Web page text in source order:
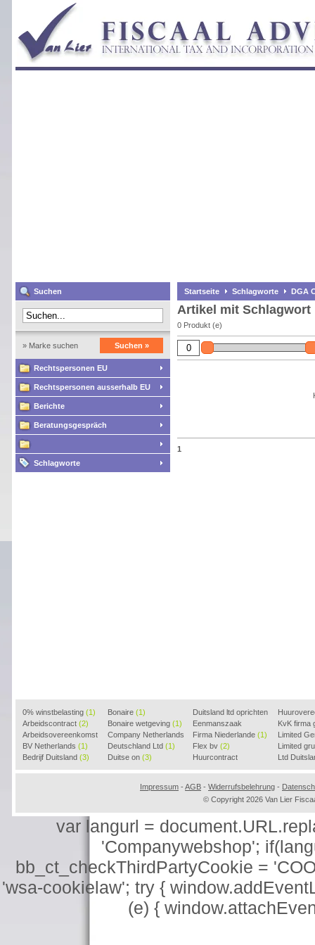
Suchen
» Marke suchen Suchen »
Rechtspersonen EU
Rechtspersonen ausserhalb EU
Berichte
Beratungsgespräch
Schlagworte
Startseite Schlagworte DGA
Artikel mit Schlagwort
0 Produkt (e)
1
0% winstbelasting (1)
Arbeidscontract (2)
Arbeidsovereenkomst
(2)
BV Netherlands (1)
Bedrijf Duitsland (3)
Bonaire (1)
Bonaire wetgeving (1)
Company Netherlands
(1)
Deutschland Ltd (1)
Duitse on (3)
Duitsland ltd oprichten
(2)
Eenmanszaak
beginnen(1)
Firma Niederlande (1)
Flex bv (2)
Huurcontract
voorbeeld(3)
KvK firma
Limited
Limited
Ltd
Impressum - AGB - Widerrufsbelehrung -
© Copyright 2026 Van Lier
var langurl =
'Companywebshop';
bb_ct_checkThirdPartyCookie =
'wsa-cookielaw'; try {
(e) {